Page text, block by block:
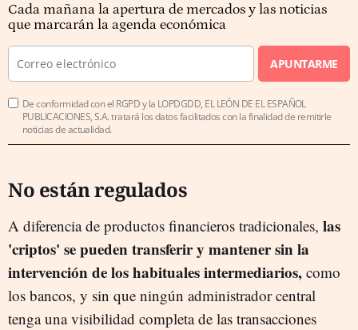
Cada mañana la apertura de mercados y las noticias
que marcarán la agenda económica
APUNTARME
De conformidad con el RGPD y la LOPDGDD, EL LEÓN DE EL ESPAÑOL
PUBLICACIONES, S.A. tratará los datos facilitados con la finalidad de remitirle
noticias de actualidad.
No están regulados
A diferencia de productos financieros tradicionales, las
'criptos' se pueden transferir y mantener sin la
intervención de los habituales intermediarios, como
los bancos, y sin que ningún administrador central
tenga una visibilidad completa de las transacciones